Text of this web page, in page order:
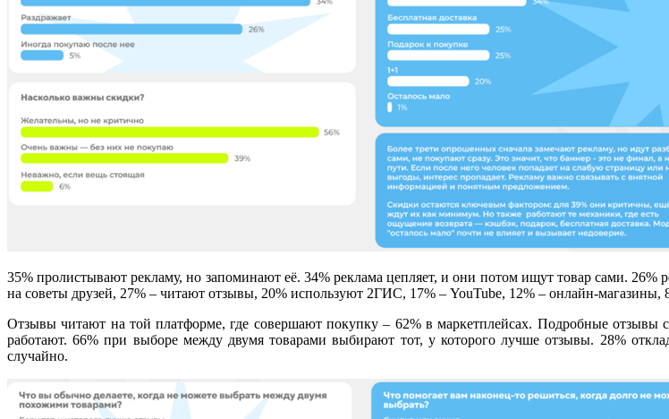
35% пролистывают рекламу, но запоминают её. 34% реклама цепляет, и они потом ищут товар сами. 26%
на советы друзей, 27% – читают отзывы, 20% используют 2ГИС, 17% – YouTube, 12% – онлайн-магазины,
Отзывы читают на той платформе, где совершают покупку – 62% в маркетплейсах. Подробные
работают. 66% при выборе между двумя товарами выбирают тот, у которого лучше отзывы. 28%
случайно.